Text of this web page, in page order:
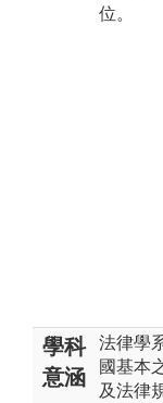
位。
學科
意涵
法律學
國基本
及法律